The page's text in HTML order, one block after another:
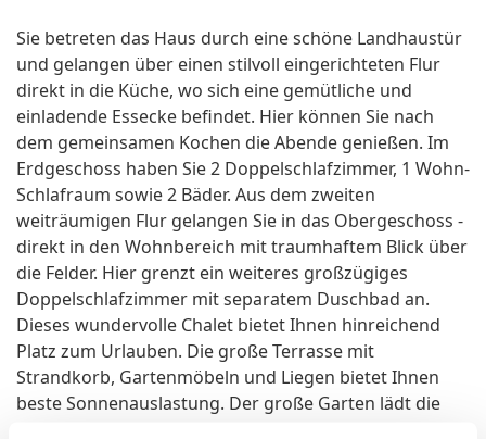
Sie betreten das Haus durch eine schöne Landhaustür
und gelangen über einen stilvoll eingerichteten Flur
direkt in die Küche, wo sich eine gemütliche und
einladende Essecke befindet. Hier können Sie nach
dem gemeinsamen Kochen die Abende genießen. Im
Erdgeschoss haben Sie 2 Doppelschlafzimmer, 1 Wohn-
Schlafraum sowie 2 Bäder. Aus dem zweiten
weiträumigen Flur gelangen Sie in das Obergeschoss -
direkt in den Wohnbereich mit traumhaftem Blick über
die Felder. Hier grenzt ein weiteres großzügiges
Doppelschlafzimmer mit separatem Duschbad an.
Dieses wundervolle Chalet bietet Ihnen hinreichend
Platz zum Urlauben. Die große Terrasse mit
Strandkorb, Gartenmöbeln und Liegen bietet Ihnen
beste Sonnenauslastung. Der große Garten lädt die